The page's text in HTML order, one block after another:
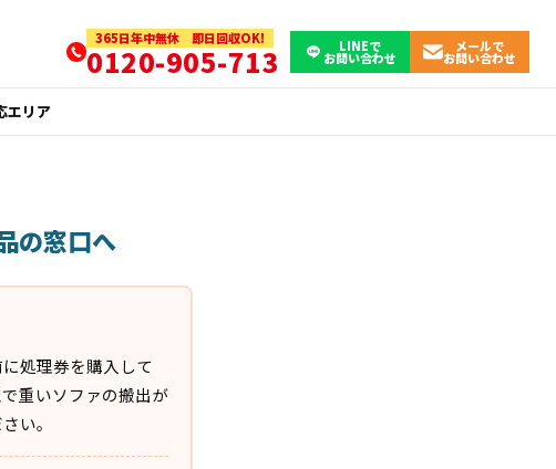
365日年中無休 即日回収OK!
0120-905-713 LINEで
お問い合わせ
メールで
お問い合わせ
エリア
の窓口へ
処理券を購入して
重いソファの搬出が
い。